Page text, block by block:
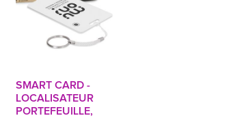
SMART CARD -
LOCALISATEUR
PORTEFEUILLE,